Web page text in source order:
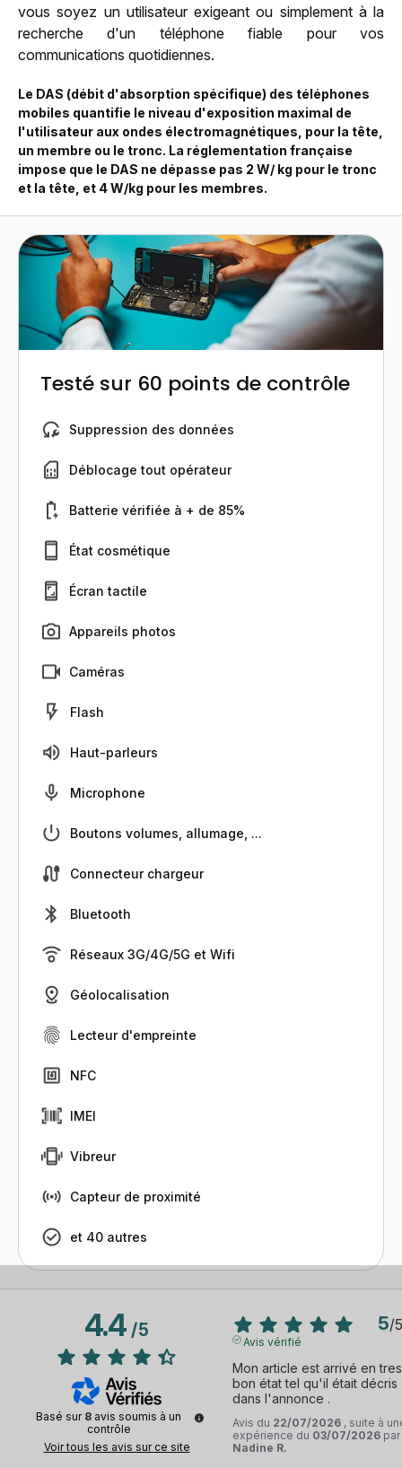
vous soyez un utilisateur exigeant ou simplement à la
recherche d'un téléphone fiable pour vos
communications quotidiennes.
Le DAS (débit d'absorption spécifique) des téléphones
mobiles quantifie le niveau d'exposition maximal de
l'utilisateur aux ondes électromagnétiques, pour la tête,
un membre ou le tronc. La réglementation française
impose que le DAS ne dépasse pas 2 W/ kg pour le tronc
et la tête, et 4 W/kg pour les membres.
Testé sur 60 points de contrôle
Suppression des données
Déblocage tout opérateur
Batterie vérifiée à + de 85%
État cosmétique
Écran tactile
Appareils photos
Caméras
Flash
Haut-parleurs
Microphone
Boutons volumes, allumage, ...
Connecteur chargeur
Bluetooth
Réseaux 3G/4G/5G et Wifi
Géolocalisation
Lecteur d'empreinte
NFC
IMEI
Vibreur
Capteur de proximité
et 40 autres
4.4/5
Basé sur 8 avis soumis à un
contrôle
Voir tous les avis sur ce site
5/5
Avis vérifié
Mon article est arrivé en tres
bon état tel qu'il était décris
dans l'annonce .
Avis du 22/07/2026 , suite à
expérience du 03/07/2026 par
Nadine R.